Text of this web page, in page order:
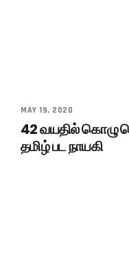
MAY 19, 2020
42 வயதில் கொழு
தமிழ் பட நாயகி